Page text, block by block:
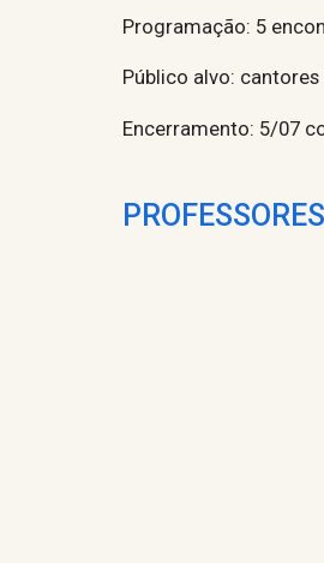
Programação: 5
Público alvo:
Encerramento: 5/07
PROFESSORES